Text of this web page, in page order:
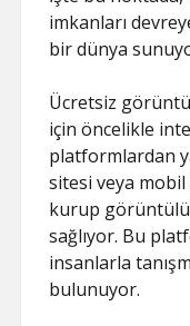
imkanları
bir dünya
Ücretsiz
için öncelikle
platformlardan
sitesi veya mobil
kurup
sağlıyor. Bu
insanlarla
bulunuyor.